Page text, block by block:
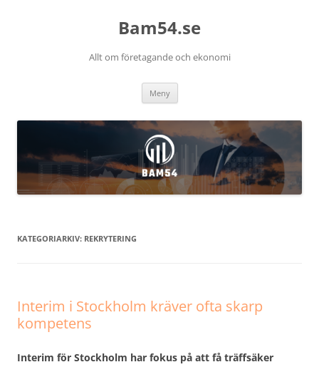
Bam54.se
Allt om företagande och ekonomi
Meny Hoppa
innehåll
KATEGORIARKIV: REKRYTERING
Interim i Stockholm kräver ofta skarp
kompetens
Interim för Stockholm har fokus på att få träffsäker